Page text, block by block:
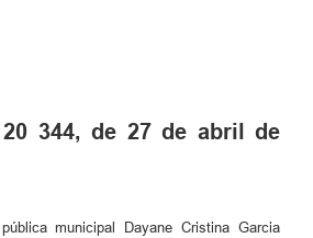
20 344, de 27 de abril de
municipal Dayane Cristina Garcia